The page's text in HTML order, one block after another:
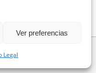
Ver preferencias
Legal